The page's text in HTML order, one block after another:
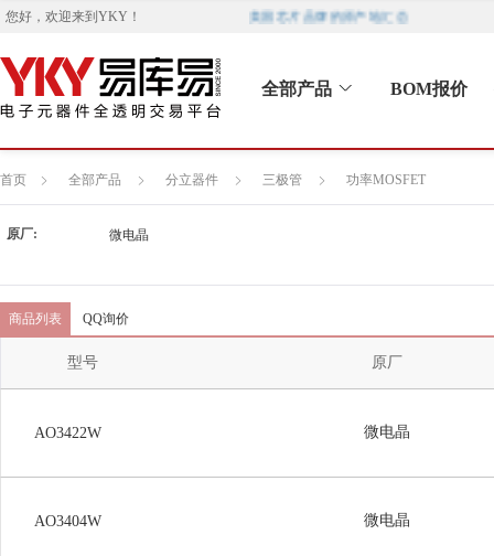
您好，欢迎来到 YKY ！ 美国芯片品牌的原产地汇总
全部产品 BOM报价
首页 全部产品 分立器件 三极管 功率MOSFET
原厂: 微电晶
商品列表 QQ询价
型号 原厂
AO3422W 微电晶
AO3404W 微电晶